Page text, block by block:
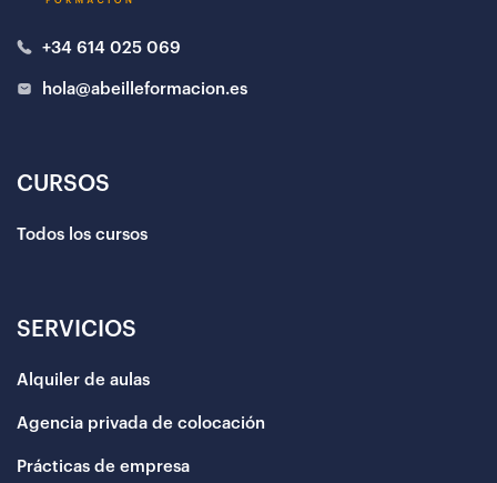
+34 614 025 069
hola@abeilleformacion.es
CURSOS
Todos los cursos
SERVICIOS
Alquiler de aulas
Agencia privada de colocación
Prácticas de empresa